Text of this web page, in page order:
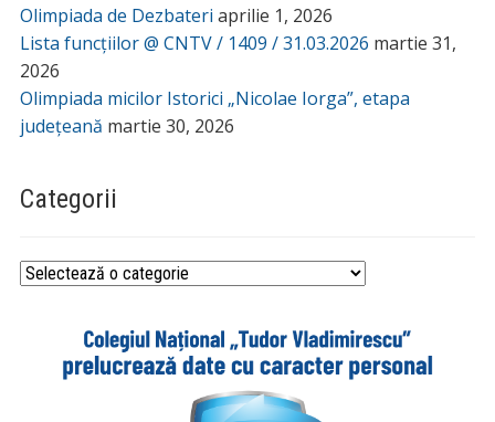
Olimpiada de Dezbateri aprilie 1, 2026
Lista funcțiilor @ CNTV / 1409 / 31.03.2026 martie 31,
2026
Olimpiada micilor Istorici „Nicolae Iorga”, etapa
județeană martie 30, 2026
Categorii
Categorii